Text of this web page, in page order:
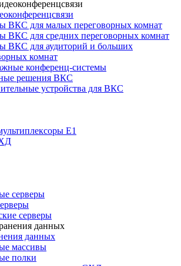
ВКС для малых переговорных комнат
ВКС для средних переговорных комнат
ВКС для аудиторий и больших
комнат
конференц-системы
решения ВКС
устройства для ВКС
Е1
серверы
серверы
данных
массивы
полки